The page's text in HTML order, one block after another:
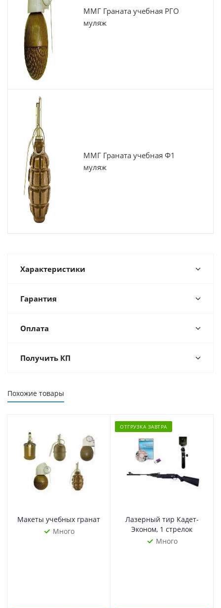
ММГ Граната учебная РГО
муляж
ММГ Граната учебная Ф1
муляж
Характеристики
Гарантия
Оплата
Получить КП
Похожие товары
Макеты учебных гранат
Много
ОТГРУЗКА ЗАВТРА
Лазерный тир Кадет-
Эконом, 1 стрелок
Много